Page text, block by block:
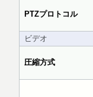
PTZプロトコル
ビデオ
圧縮方式